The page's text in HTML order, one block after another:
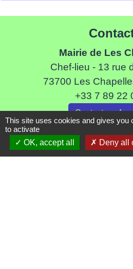
Mairie de Les
Chef-lieu - 13 rue
73700 Les
+33 7 89 22
Contact par
Liens
This site uses cookies and gives you
to activate
OK, accept all
Deny all